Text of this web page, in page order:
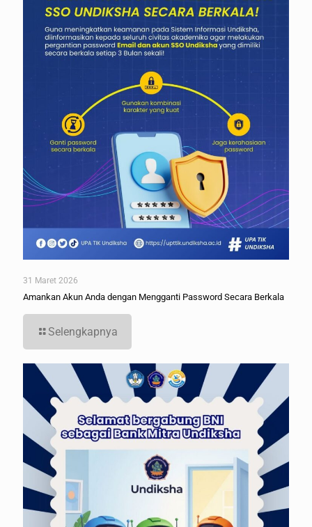
31 Maret 2026
Amankan Akun Anda dengan Mengganti Password Secara Berkala
Selengkapnya